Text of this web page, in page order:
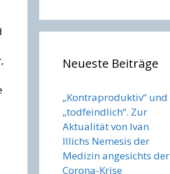
Neueste Beiträge
„Kontraproduktiv“ und
„todfeindlich“. Zur
Aktualität von Ivan
Illichs Nemesis der
Medizin angesichts der
Corona-Krise